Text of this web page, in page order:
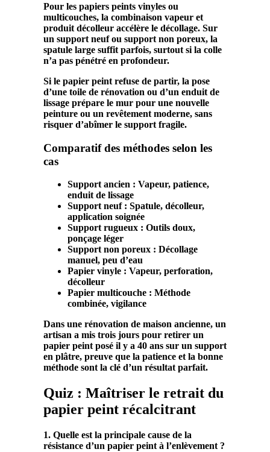
Pour les papiers peints vinyles ou
multicouches, la combinaison vapeur et
produit décolleur accélère le décollage. Sur
un support neufou support non poreux, la
spatule large suffit parfois, surtout si la colle
n’a pas pénétré en profondeur.
Si le papier peint refuse de partir, la pose
d’une toile de rénovation ou d’un enduit de
lissage prépare le mur pour une nouvelle
peinture ou un revêtement moderne, sans
risquer d’abîmer le support fragile.
Comparatif des méthodes selon les
cas
Support ancien : Vapeur, patience,
enduit de lissage
Support neuf: Spatule, décolleur,
application soignée
Support rugueux : Outils doux,
ponçage léger
Support non poreux : Décollage
manuel, peu d’eau
Papier vinyle : Vapeur, perforation,
décolleur
Papier multicouche : Méthode
combinée, vigilance
Dans une rénovation de maison ancienne, un
artisan a mis trois jours pour retirer un
papier peint posé il y a 40 ans sur un support
en plâtre, preuve que la patience et la bonne
méthode sont la clé d’un résultat parfait.
Quiz : Maîtriser le retrait du
papier peint récalcitrant
1. Quelle est la principale cause de la
résistance d’un papier peint à l’enlèvement ?